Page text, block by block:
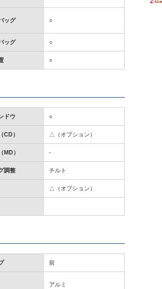
ッグ ○
ッグ ○
○
ドウ ○
CD） △（オプション）
MD） -
調整 チルト
△（オプション）
前
アルミ